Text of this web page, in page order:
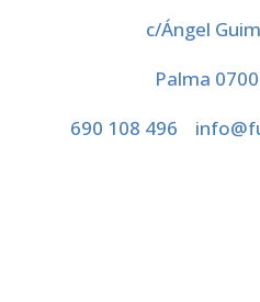
c/Ángel
Palma
690 108 496